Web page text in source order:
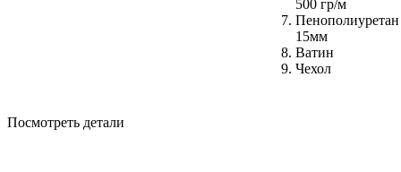
500 гр/м
Пенополиуретан
15мм
Ватин
Чехол
Посмотреть детали